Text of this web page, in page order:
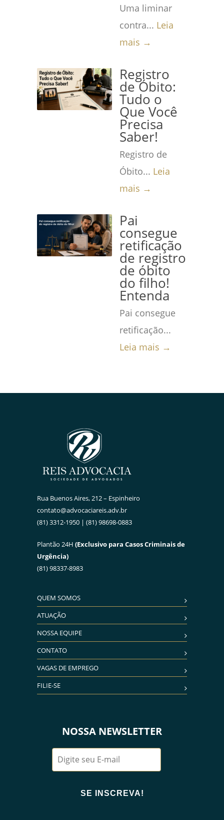
Uma liminar
contra... Leia
mais →
Registro
de Óbito:
Tudo o
Que Você
Precisa
Saber!
Registro de
Óbito... Leia
mais →
Pai
consegue
retificação
de registro
de óbito
do filho!
Entenda
Pai consegue
retificação...
Leia mais →
Rua Buenos Aires, 212 – Espinheiro
contato@advocaciareis.adv.br
(81) 3312-1950 | (81) 98698-0883
Plantão 24H (Exclusivo para Casos Criminais de
Urgência)
(81) 98337-8983
QUEM SOMOS
ATUAÇÃO
NOSSA EQUIPE
CONTATO
VAGAS DE EMPREGO
FILIE-SE
NOSSA NEWSLETTER